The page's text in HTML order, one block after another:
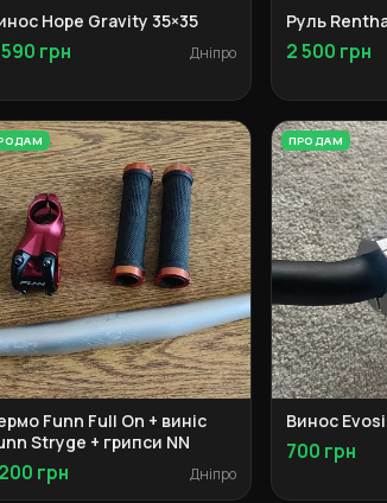
Hope Gravity 35×35
грн Дніпро
Руль
2 500 грн
Funn Full On + виніс
Stryge + грипси NN
грн Дніпро
ПРОДАМ
Винос
700 грн